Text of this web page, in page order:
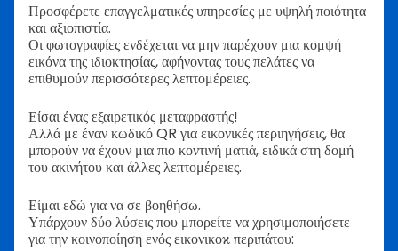
Προσφέρετε επαγγελματικές υπηρεσίες με υψηλή ποιότητα
και αξιοπιστία.
Οι φωτογραφίες ενδέχεται να μην παρέχουν μια κομψή
εικόνα της ιδιοκτησίας, αφήνοντας τους πελάτες να
επιθυμούν περισσότερες λεπτομέρειες.
Είσαι ένας εξαιρετικός μεταφραστής!
Αλλά με έναν κωδικό QR για εικονικές περιηγήσεις, θα
μπορούν να έχουν μια πιο κοντινή ματιά, ειδικά στη δομή
του ακινήτου και άλλες λεπτομέρειες.
Είμαι εδώ για να σε βοηθήσω.
Υπάρχουν δύο λύσεις που μπορείτε να χρησιμοποιήσετε
για την κοινοποίηση ενός εικονικοϰ περιπάτου: